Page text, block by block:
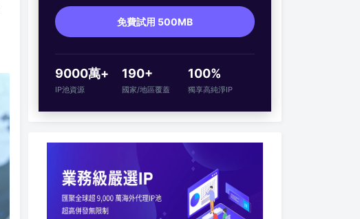
免費試用 500MB
9000萬+
IP池資源
190+
國家/地區覆蓋
100%
獨享高純淨IP